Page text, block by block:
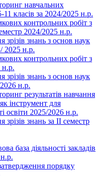
навчальних
11 класів за 2024/2025 н.р.
контрольних робіт з
2024/2025 н.р.
зрізів знань з основ наук
2025 н.р.
контрольних робіт з
н.р.
зрізів знань з основ наук
н.р.
результатів навчання
інструмент для
освіти 2025/2026 н.р.
знань за ІІ семестр
база діяльності закладів
порядку